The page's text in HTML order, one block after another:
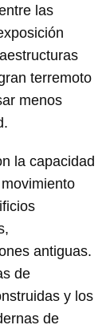
las
terremoto
menos
la capacidad
antiguas.
de
y los
de